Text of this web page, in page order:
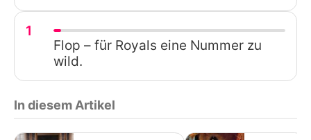
1
Flop – für Royals eine Nummer zu
wild.
In diesem Artikel